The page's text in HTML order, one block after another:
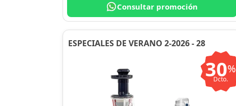
Consultar promoción
ESPECIALES DE VERANO 2-2026 - 28
30%
Dcto.